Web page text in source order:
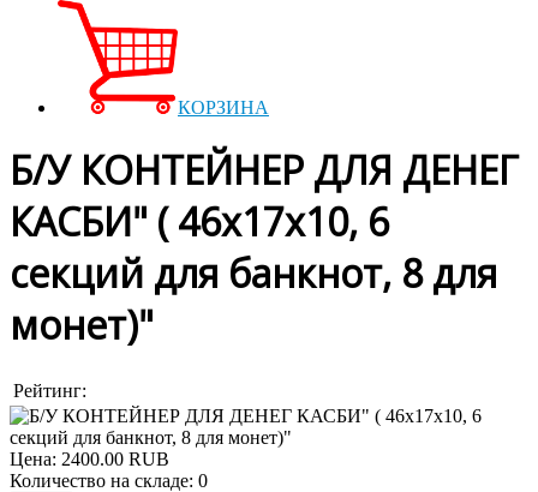
КОРЗИНА
Б/У КОНТЕЙНЕР ДЛЯ ДЕНЕГ
КАСБИ" ( 46x17x10, 6
секций для банкнот, 8 для
монет)"
Рейтинг:
Цена: 2400.00 RUB
Количество на складе: 0